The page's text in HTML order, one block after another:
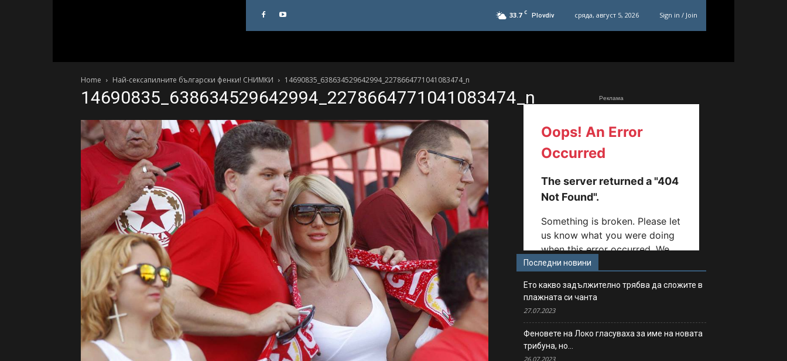
33.7 C Plovdiv сряда, август 5, 2026 Sign in / Join
Home Най-сексапилните български фенки! СНИМКИ 14690835_638634529642994_2278664771041083474_n
14690835_638634529642994_2278664771041083474_n Реклама
Последни новини
Ето какво задължително трябва да сложите в
плажната си чанта
27.07.2023
Феновете на Локо гласуваха за име на новата
трибуна, но…
26.07.2023